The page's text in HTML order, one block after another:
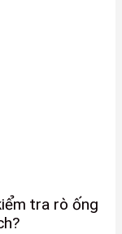
tra rò ống